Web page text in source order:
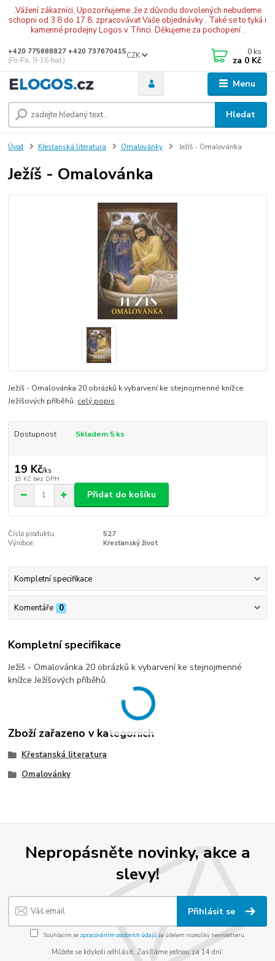
.Vážení zákazníci, Upozorňujeme ,že z důvodu dovolených nebudeme
schopni od 3.8 do 17.8. zpracovávat Vaše objednávky . Také se to tyká i
kamenné prodejny Logos v Třinci. Děkujeme za pochopení .
Menu
CZK
Hledat
+420 775688827 +420 737670415
(Po-Pá, 9-16 hod.)
0 ks
za 0 Kč
Úvod Křesťanská literatura Omalovánky Ježíš - Omalovánka
Ježíš - Omalovánka
Ježíš - Omalovánka 20 obrázků k vybarvení ke stejnojmenné knížce
Ježíšových příběhů. celý popis
Dostupnost Skladem 5 ks
19 Kč/ks
19 Kč bez DPH
Přidat do košíku
Číslo produktu:
527
Výrobce:
Kresťanský život
Kompletní specifikace
Komentáře 0
Kompletní specifikace
Ježíš - Omalovánka 20 obrázků k vybarvení ke stejnojmenné
knížce Ježíšových příběhů.
Zboží zařazeno v kategoriích
Křesťanská literatura
Omalovánky
Nepropásněte novinky, akce a
slevy!
Přihlásit se
Souhlasím se zpracováním osobních údajůza účelem rozesílky newsletteru.
Můžete se kdykoli odhlásit. Zasíláme jednou za 14 dní.